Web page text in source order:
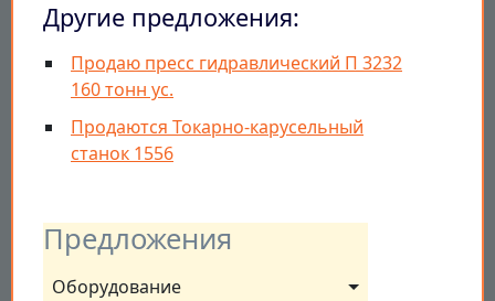
Предложения
Оборудование
Другие предложения:
Продаю пресс гидравлический П 3232
160 тонн ус.
Продаются Токарно-карусельный
станок 1556